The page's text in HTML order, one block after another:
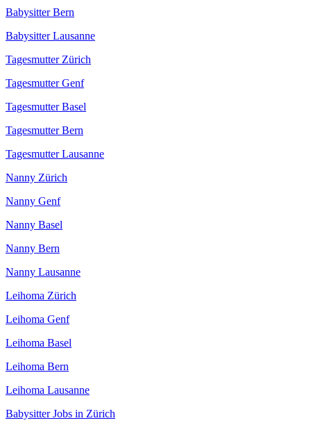
Babysitter Bern
Babysitter Lausanne
Tagesmutter Zürich
Tagesmutter Genf
Tagesmutter Basel
Tagesmutter Bern
Tagesmutter Lausanne
Nanny Zürich
Nanny Genf
Nanny Basel
Nanny Bern
Nanny Lausanne
Leihoma Zürich
Leihoma Genf
Leihoma Basel
Leihoma Bern
Leihoma Lausanne
Babysitter Jobs in Zürich